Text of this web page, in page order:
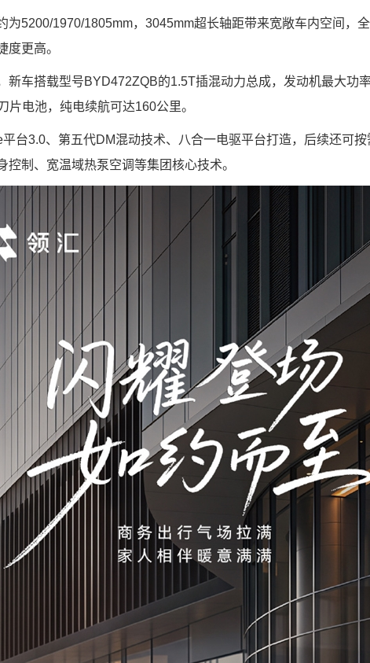
为5200/1970/1805mm，3045mm超长轴距带来宽敞车内空间，
度更高。
新车搭载型号BYD472ZQB的1.5T插混动力总成，发动机最大功
片电池，纯电续航可达160公里。
台3.0、第五代DM混动技术、八合一电驱平台打造，后续还可
控制、宽温域热泵空调等集团核心技术。